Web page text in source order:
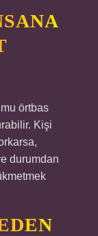
örtbas
Kişi
durumdan